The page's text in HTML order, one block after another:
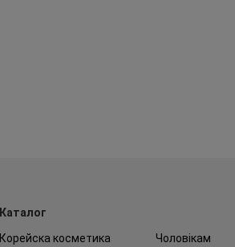
Каталог
Корейска косметика
Чоловікам